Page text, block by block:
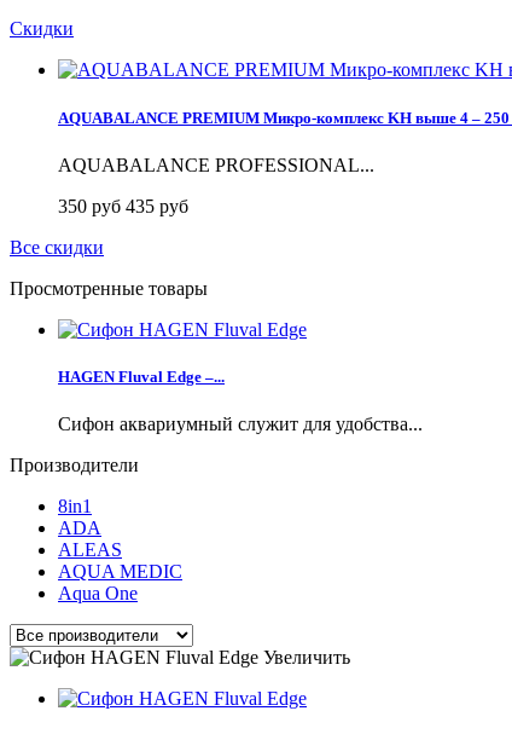
Скидки
AQUABALANCE PREMIUM Микро-комплекс KH выше 4 –
AQUABALANCE PROFESSIONAL...
350 руб 435 руб
Все скидки
Просмотренные товары
HAGEN Fluval Edge –...
Сифон аквариумный служит для удобства...
Производители
8in1
ADA
ALEAS
AQUA MEDIC
Aqua One
Увеличить